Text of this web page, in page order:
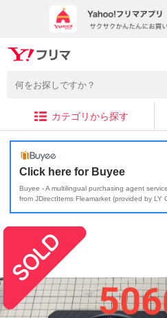
カテゴリから探す
Click here for Buyee
Buyee - A multilingual purchasing agent
from JDirectItems Fleamarket (provided by LY